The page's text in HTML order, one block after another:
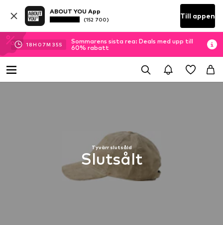
ABOUT YOU App
(152 700) Till appen
18H 07M 34S
Sommarens sista rea: Deals med upp till
60% rabatt
Tyvärr slutsåld
Slutsålt